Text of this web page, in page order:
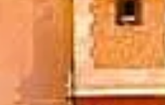
Castel Sant'Angelo Rome
Thông tin độc lập, thiết thực — vé,
thông minh.